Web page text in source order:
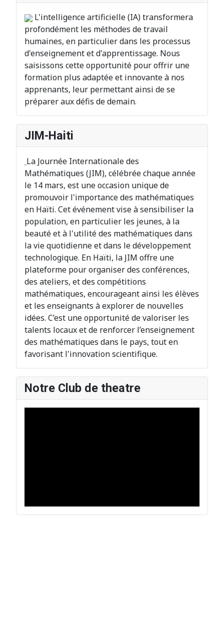
L'intelligence artificielle (IA) transformera
profondément les méthodes de travail
humaines, en particulier dans les processus
d'enseignement et d'apprentissage. Nous
saisissons cette opportunité pour offrir une
formation plus adaptée et innovante à nos
apprenants, leur permettant ainsi de se
préparer aux défis de demain.
JIM-Haiti
La Journée Internationale des
Mathématiques (JIM), célébrée chaque année
le 14 mars, est une occasion unique de
promouvoir l'importance des mathématiques
en Haïti. Cet événement vise à sensibiliser la
population, en particulier les jeunes, à la
beauté et à l'utilité des mathématiques dans
la vie quotidienne et dans le développement
technologique. En Haïti, la JIM offre une
plateforme pour organiser des conférences,
des ateliers, et des compétitions
mathématiques, encourageant ainsi les élèves
et les enseignants à explorer de nouvelles
idées. C’est une opportunité de valoriser les
talents locaux et de renforcer l’enseignement
des mathématiques dans le pays, tout en
favorisant l'innovation scientifique.
Notre Club de theatre